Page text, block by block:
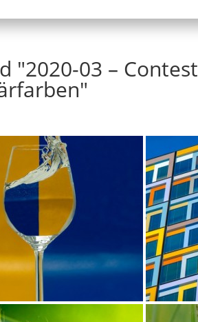
"2020-03 – Contest